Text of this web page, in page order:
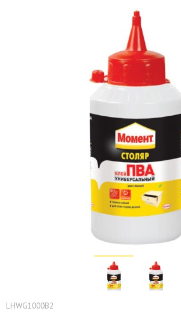
LHWG1000B2